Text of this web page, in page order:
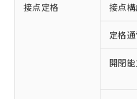
接点定格 接点
定格
開閉
※1 対応状況
対応済み：
対応予定：EU